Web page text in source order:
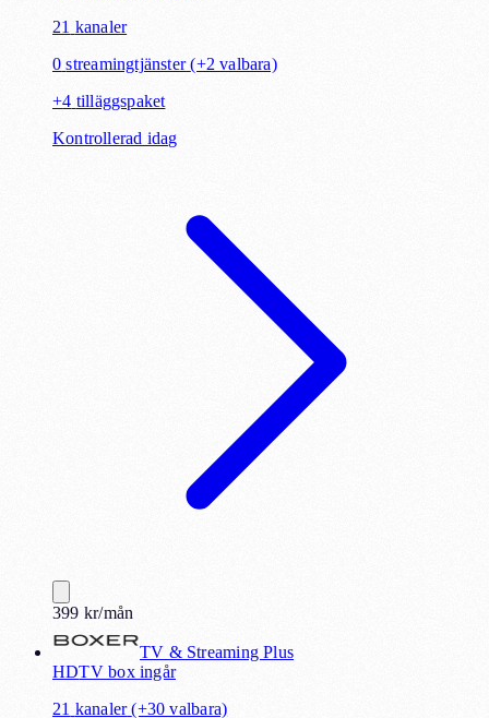
21 kanaler
0 streamingtjänster (+2 valbara)
+4 tilläggspaket
Kontrollerad idag
399 kr/mån
TV & Streaming Plus
HDTV box ingår
21 kanaler (+30 valbara)